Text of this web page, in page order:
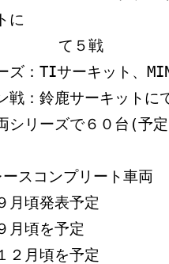
に
ズ：TIサーキット、
戦：鈴鹿サーキットに
シリーズで６０台(予
スコンプリート車両
月頃発表予定
月頃を予定
２月頃を予定